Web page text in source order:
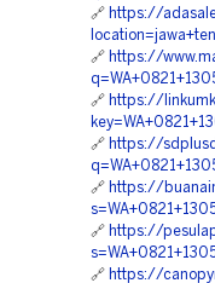
🔗 https://
🔗 https://
🔗 https://
🔗 https://
🔗 https://
🔗 https://
🔗 https://